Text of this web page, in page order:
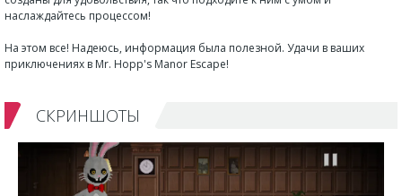
наслаждайтесь процессом!
На этом все! Надеюсь, информация была полезной. Удачи в ваших
приключениях в Mr. Hopp's Manor Escape!
СКРИНШОТЫ